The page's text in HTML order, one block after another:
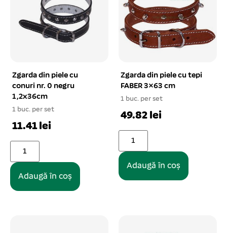
Zgarda din piele cu
conuri nr. 0 negru
1,2x36cm
1 buc. per set
11.41 lei
Adaugă în coș
Zgarda din piele cu tepi
FABER 3×63 cm
1 buc. per set
49.82 lei
Adaugă în coș